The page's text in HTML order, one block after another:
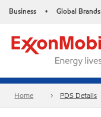
Business • Global Brands
Home PDS Details